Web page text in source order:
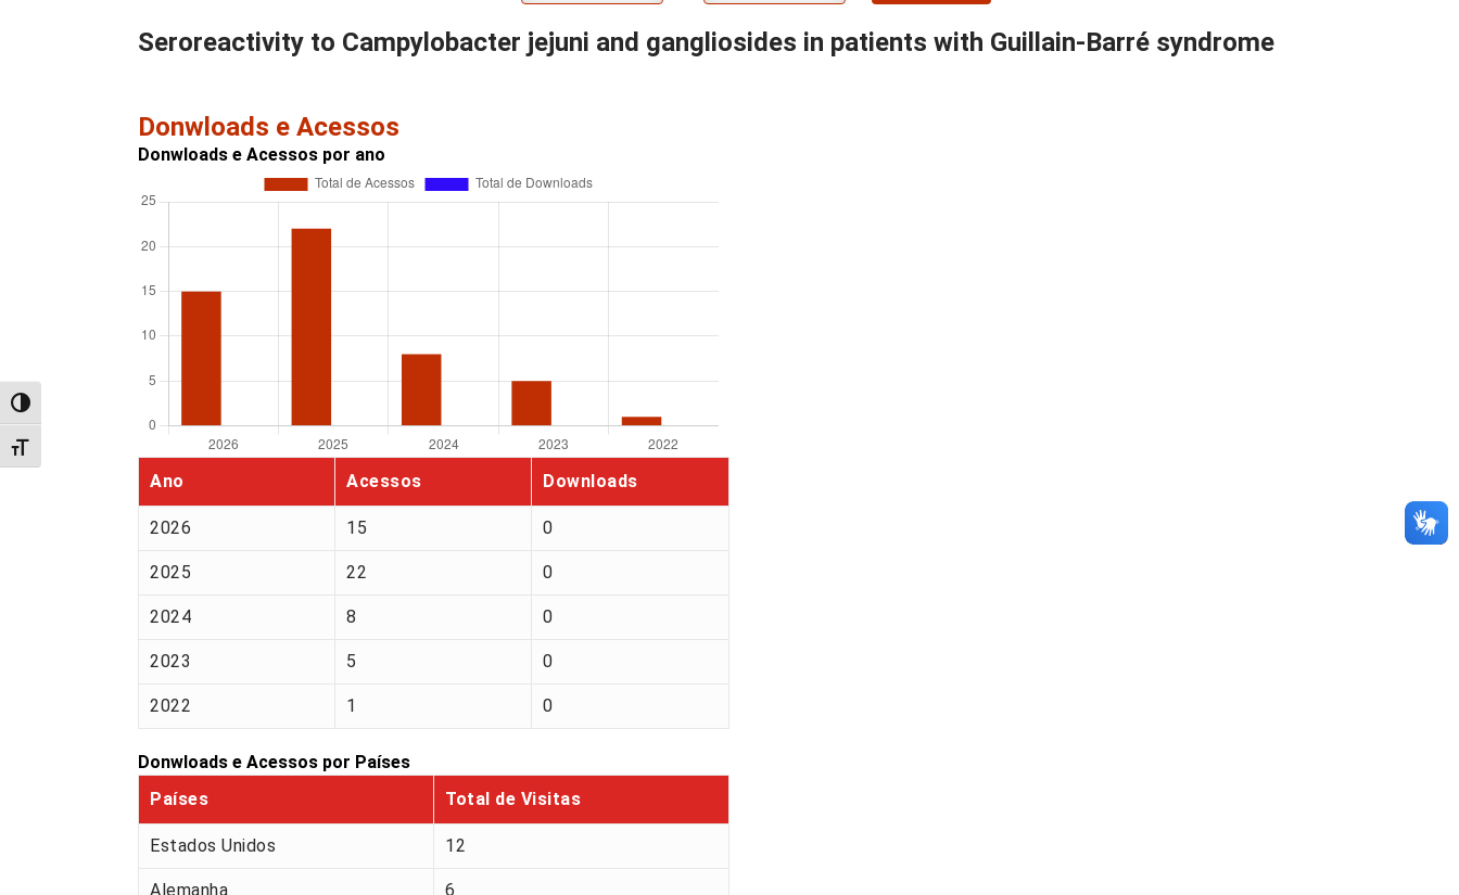
Alternar alto contraste
Alternar tamanho da fonte
Seroreactivity to Campylobacter jejuni and gangliosides in patients with Guillain-Barré syndrome
Donwloads e Acessos
Donwloads e Acessos por ano
Ano Acessos Downloads
2026 15 0
2025 22 0
2024 8 0
2023 5 0
2022 1 0
Donwloads e Acessos por Países
Países
Total de Visitas
Estados Unidos 12
Alemanha 6